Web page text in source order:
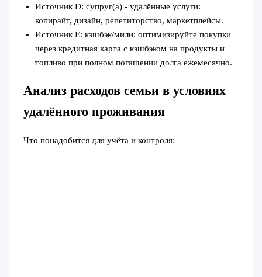
Источник D: супруг(а) - удалённые услуги:
копирайт, дизайн, репетиторство, маркетплейсы.
Источник E: кэшбэк/мили: оптимизируйте покупки
через кредитная карта с кэшбэком на продукты и
топливо при полном погашении долга ежемесячно.
Анализ расходов семьи в условиях
удалённого проживания
Что понадобится для учёта и контроля: